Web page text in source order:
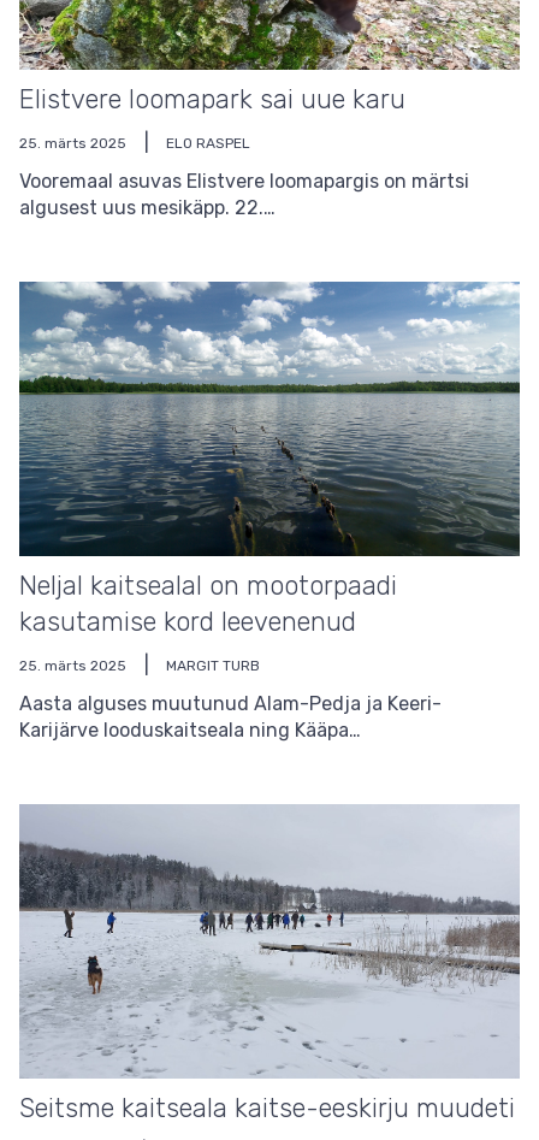
Elistvere loomapark sai uue karu
25. märts 2025 ELO RASPEL
Vooremaal asuvas Elistvere loomapargis on märtsi
algusest uus mesikäpp. 22.…
Neljal kaitsealal on mootorpaadi
kasutamise kord leevenenud
25. märts 2025 MARGIT TURB
Aasta alguses muutunud Alam-Pedja ja Keeri-
Karijärve looduskaitseala ning Kääpa…
Seitsme kaitseala kaitse-eeskirju muudeti